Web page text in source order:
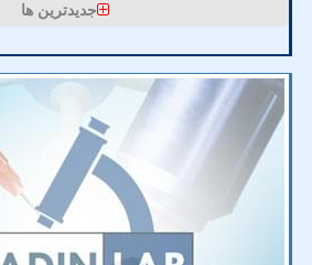
جدیدترین ها